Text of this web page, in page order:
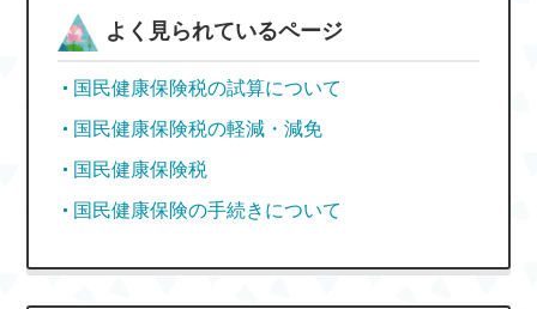
よく見られているページ
国民健康保険税の試算について
国民健康保険税の軽減・減免
国民健康保険税
国民健康保険の手続きについて